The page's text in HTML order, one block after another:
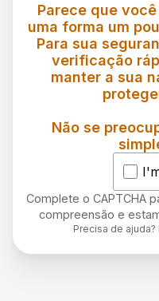
Parece que
uma forma um
Para sua
verificação
manter a sua
Não se
Complete o CAPTCHA
compreensão e
Precisa de ajuda?